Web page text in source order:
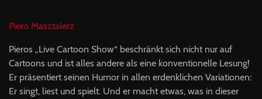
Piero Masztalerz
Pieros „Live Cartoon Show“ beschränkt sich nicht nur auf
Cartoons und ist alles andere als eine konventionelle Lesung!
Er präsentiert seinen Humor in allen erdenklichen Variationen:
Er singt, liest und spielt. Und er macht etwas, was in dieser